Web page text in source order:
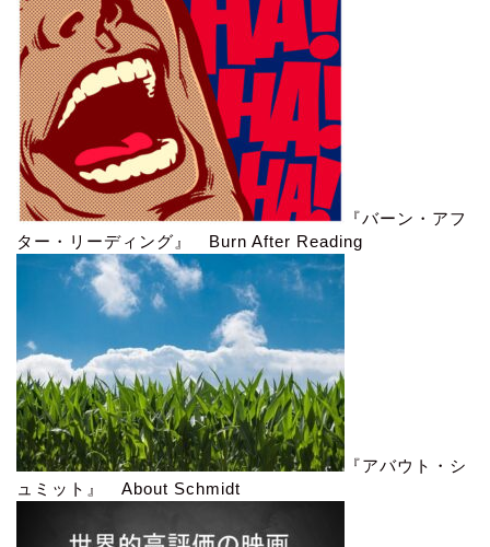
『バーン・アフ
ター・リーディング』 Burn After Reading
『アバウト・シ
ュミット』 About Schmidt